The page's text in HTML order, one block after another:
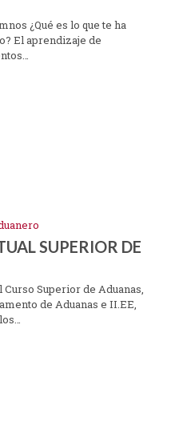
¿Qué es lo que te ha
El aprendizaje de
SUPERIOR DE
Superior de Aduanas,
de Aduanas e II.EE,
DE CURSOS PARA EL
AL ÁMBITO ADUANERO
DE DEPÓSITO TEMPORAL Y
ECONÓMICO AUTORIZADO (O.E.A.)